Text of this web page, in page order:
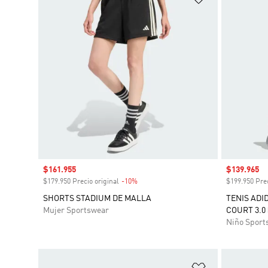
Precio de venta
$161.955
$179.950 Precio original -10%
SHORTS STADIUM DE MALLA
Mujer Sportswear
Precio de
$139.965
$199.950
TENIS
COURT 3.0
Niño